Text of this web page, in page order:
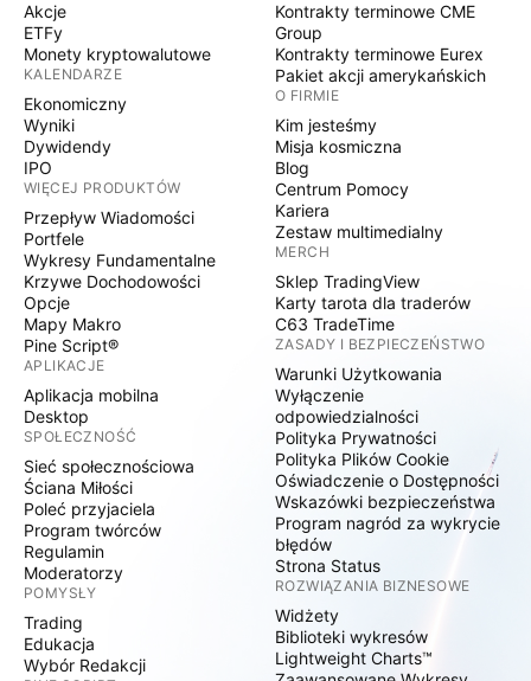
Akcje
ETFy
Monety kryptowalutowe
KALENDARZE
Ekonomiczny
Wyniki
Dywidendy
IPO
WIĘCEJ PRODUKTÓW
Przepływ Wiadomości
Portfele
Wykresy Fundamentalne
Krzywe Dochodowości
Opcje
Mapy Makro
Pine Script®
APLIKACJE
Aplikacja mobilna
Desktop
SPOŁECZNOŚĆ
Sieć społecznościowa
Ściana Miłości
Poleć przyjaciela
Program twórców
Regulamin
Moderatorzy
POMYSŁY
Trading
Edukacja
Wybór Redakcji
Kontrakty terminowe CME
Group
Kontrakty terminowe Eurex
Pakiet akcji amerykańskich
O FIRMIE
Kim jesteśmy
Misja kosmiczna
Blog
Centrum Pomocy
Kariera
Zestaw multimedialny
MERCH
Sklep TradingView
Karty tarota dla traderów
C63 TradeTime
ZASADY I BEZPIECZEŃSTWO
Warunki Użytkowania
Wyłączenie
odpowiedzialności
Polityka Prywatności
Polityka Plików Cookie
Oświadczenie o Dostępności
Wskazówki bezpieczeństwa
Program nagród za wykrycie
błędów
Strona Status
ROZWIĄZANIA BIZNESOWE
Widżety
Biblioteki wykresów
Lightweight Charts™